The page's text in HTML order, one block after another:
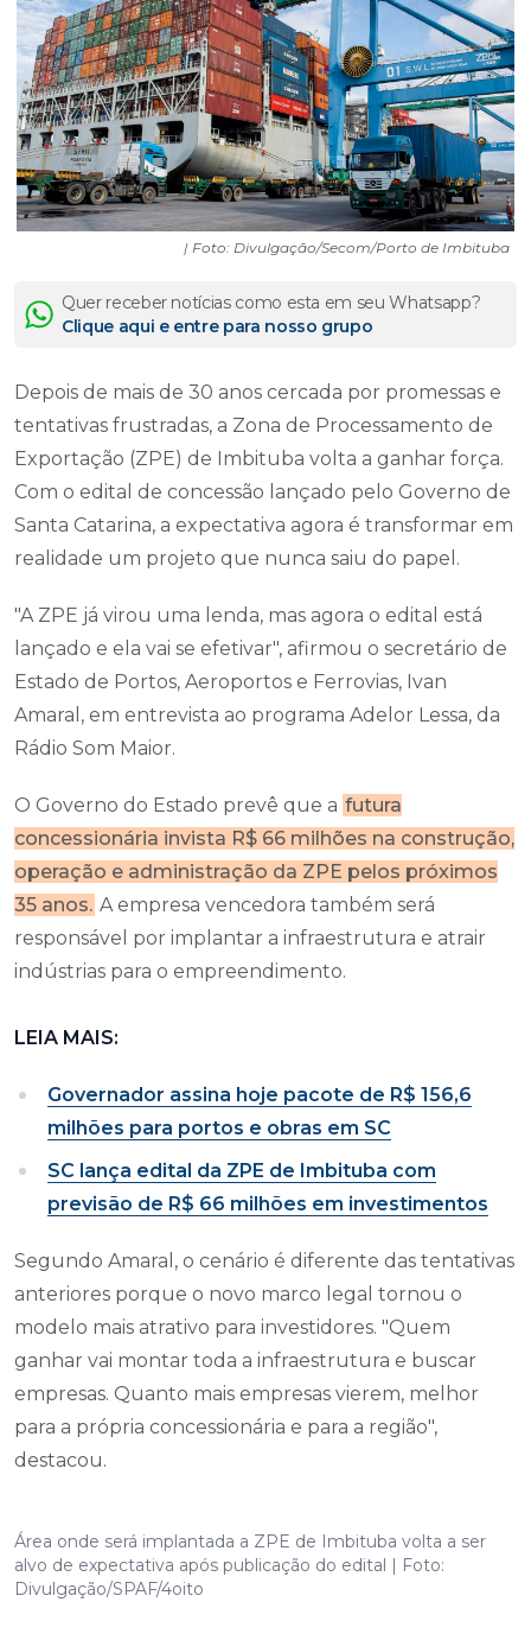
| Foto: Divulgação/Secom/Porto de Imbituba
Quer receber notícias como esta em seu Whatsapp?
Clique aqui e entre para nosso grupo
Depois de mais de 30 anos cercada por promessas e
tentativas frustradas, a Zona de Processamento de
Exportação (ZPE) de Imbituba volta a ganhar força.
Com o edital de concessão lançado pelo Governo de
Santa Catarina, a expectativa agora é transformar em
realidade um projeto que nunca saiu do papel.
"A ZPE já virou uma lenda, mas agora o edital está
lançado e ela vai se efetivar", afirmou o secretário de
Estado de Portos, Aeroportos e Ferrovias, Ivan
Amaral, em entrevista ao programa Adelor Lessa, da
Rádio Som Maior.
O Governo do Estado prevê que a futura
concessionária invista R$ 66 milhões na construção,
operação e administração da ZPE pelos próximos
35 anos. A empresa vencedora também será
responsável por implantar a infraestrutura e atrair
indústrias para o empreendimento.
LEIA MAIS:
Governador assina hoje pacote de R$ 156,6
milhões para portos e obras em SC
SC lança edital da ZPE de Imbituba com
previsão de R$ 66 milhões em investimentos
Segundo Amaral, o cenário é diferente das tentativas
anteriores porque o novo marco legal tornou o
modelo mais atrativo para investidores. "Quem
ganhar vai montar toda a infraestrutura e buscar
empresas. Quanto mais empresas vierem, melhor
para a própria concessionária e para a região",
destacou.
Área onde será implantada a ZPE de Imbituba volta a ser
alvo de expectativa após publicação do edital | Foto:
Divulgação/SPAF/4oito